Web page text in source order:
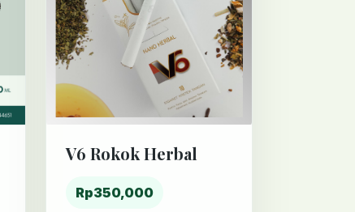
V6 Rokok Herbal
Rp350,000